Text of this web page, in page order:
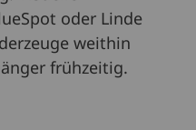
oder Linde
weithin
frühzeitig.